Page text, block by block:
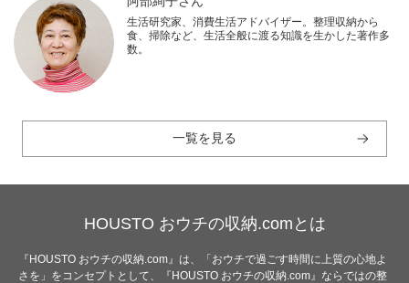
生活研究家、消費生活アドバイザー。整理収納から
食、掃除など、生活全般に渡る知識を生かした著作多
数。
一覧を見る
HOUSTO おウチの収納.comとは
『HOUSTO おウチの収納.com』は、「おウチで過ごす時間に上質の心地よ
さを」をコンセプトとして、『HOUSTO おウチの収納.com』ならではの整